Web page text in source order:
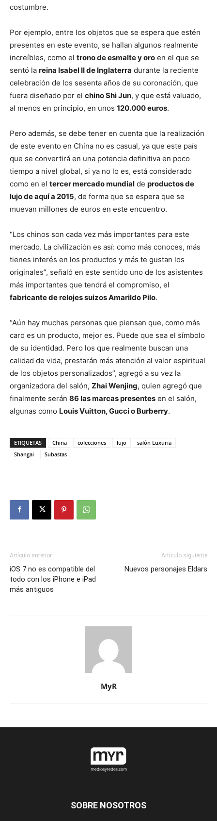
costumbre.
Por ejemplo, entre los objetos que se espera que estén
presentes en este evento, se hallan algunos realmente
increíbles, como el trono de esmalte y oro en el que se
sentó la reina Isabel II de Inglaterra durante la reciente
celebración de los sesenta años de su coronación, que
fuera diseñado por el chino Shi Jun, y que está valuado,
al menos en principio, en unos 120.000 euros.
Pero además, se debe tener en cuenta que la realización
de este evento en China no es casual, ya que este país
que se convertirá en una potencia definitiva en poco
tiempo a nivel global, si ya no lo es, está considerado
como en el tercer mercado mundial de productos de
lujo de aquí a 2015, de forma que se espera que se
muevan millones de euros en este encuentro.
“Los chinos son cada vez más importantes para este
mercado. La civilización es así: como más conoces, más
tienes interés en los productos y más te gustan los
originales”, señaló en este sentido uno de los asistentes
más importantes que tendrá el compromiso, el
fabricante de relojes suizos Amarildo Pilo.
“Aún hay muchas personas que piensan que, como más
caro es un producto, mejor es. Puede que sea el símbolo
de su identidad. Pero los que realmente buscan una
calidad de vida, prestarán más atención al valor espiritual
de los objetos personalizados”, agregó a su vez la
organizadora del salón, Zhai Wenjing, quien agregó que
finalmente serán 86 las marcas presentes en el salón,
algunas como Louis Vuitton, Gucci o Burberry.
ETIQUETAS China colecciones lujo
salón Luxuria
Shangai
Subastas
Artículo anterior
iOS 7 no es compatible del
todo con los iPhone e iPad
más antiguos
Artículo siguiente
Nuevos personajes Eldars
MyR
SOBRE NOSOTROS